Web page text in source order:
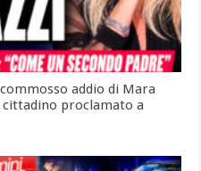
addio di Mara
proclamato a